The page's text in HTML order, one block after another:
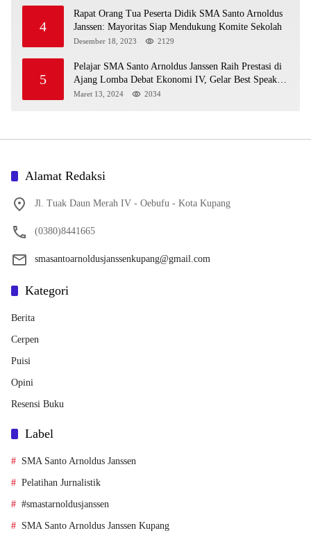
4
Rapat Orang Tua Peserta Didik SMA Santo Arnoldus
Janssen: Mayoritas Siap Mendukung Komite Sekolah
Desember 18, 2023 2129
5
Pelajar SMA Santo Arnoldus Janssen Raih Prestasi di
Ajang Lomba Debat Ekonomi IV, Gelar Best Speaker
Diraih Viantri Azi
Maret 13, 2024 2034
Alamat Redaksi
Jl. Tuak Daun Merah IV - Oebufu - Kota Kupang
(0380)8441665
smasantoarnoldusjanssenkupang@gmail.com
Kategori
Berita
Cerpen
Puisi
Opini
Resensi Buku
Label
SMA Santo Arnoldus Janssen
Pelatihan Jurnalistik
#smastarnoldusjanssen
SMA Santo Arnoldus Janssen Kupang